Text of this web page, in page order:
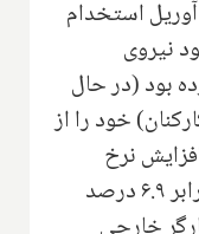
استخدام
نیروی
بود (در حال
یا ۳.۶ درصد کارکنان) خود را از
نرخ
بیکاری جوانان به ۱۴.۳ درصد (در برابر ۶.۹ درصد